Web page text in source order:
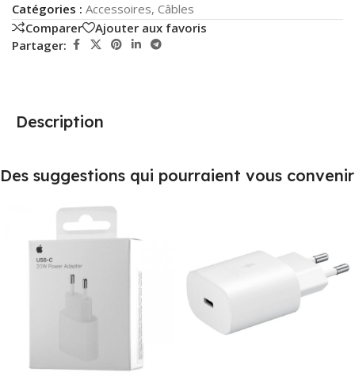
Catégories : Accessoires, Câbles
Comparer
Ajouter aux favoris
Partager:
Description
Des suggestions qui pourraient vous convenir